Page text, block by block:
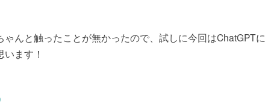
んと触ったことが無かったので、試しに今回はChatGPTに
ます！